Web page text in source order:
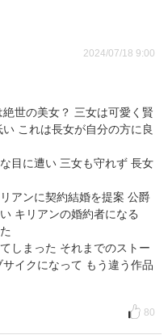
2024/07/18 9:00
世の美女？ 三女は可愛く賢
これは長女が自分の方に良
目に遭い 三女も守れず 長女
アンに契約結婚を提案 公爵
キリアンの婚約者になる
しまった それまでのストー
イクになって もう違う作品
80